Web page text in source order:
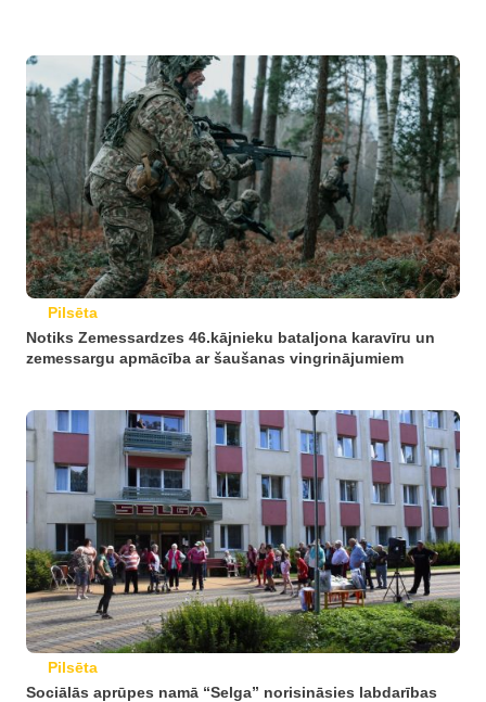
Pilsēta
Notiks Zemessardzes 46.kājnieku bataljona karavīru un
zemessargu apmācība ar šaušanas vingrinājumiem
Pilsēta
Sociālās aprūpes namā “Selga” norisināsies labdarības